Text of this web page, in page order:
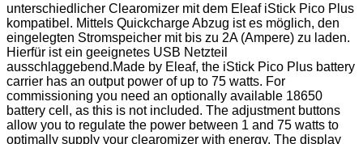
unterschiedlicher Clearomizer mit dem Eleaf iStick Pico Plus
kompatibel. Mittels Quickcharge Abzug ist es möglich, den
eingelegten Stromspeicher mit bis zu 2A (Ampere) zu laden.
Hierfür ist ein geeignetes USB Netzteil
ausschlaggebend.Made by Eleaf, the iStick Pico Plus battery
carrier has an output power of up to 75 watts. For
commissioning you need an optionally available 18650
battery cell, as this is not included. The adjustment buttons
allow you to regulate the power between 1 and 75 watts to
optimally supply your clearomizer with energy. The display